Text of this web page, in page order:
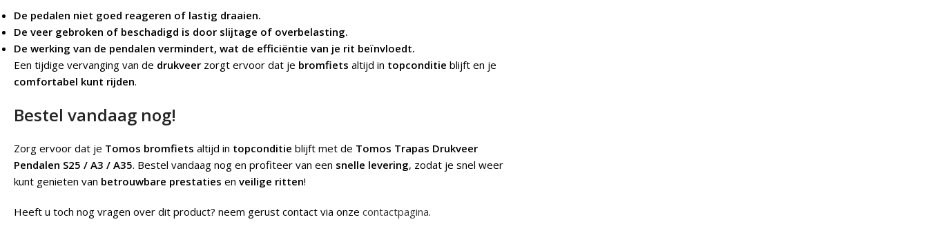
De pedalen niet goed reageren of lastig draaien.
De veer gebroken of beschadigd is door slijtage of overbelasting.
De werking van de pendalen vermindert, wat de efficiëntie van je rit beïnvloedt.
Een tijdige vervanging van de drukveer zorgt ervoor dat je bromfiets altijd in topconditie blijft en je
comfortabel kunt rijden.
Bestel vandaag nog!
Zorg ervoor dat je Tomos bromfiets altijd in topconditie blijft met de Tomos Trapas Drukveer
Pendalen S25 / A3 / A35. Bestel vandaag nog en profiteer van een snelle levering, zodat je snel weer
kunt genieten van betrouwbare prestaties en veilige ritten!
Heeft u toch nog vragen over dit product? neem gerust contact via onze contactpagina.